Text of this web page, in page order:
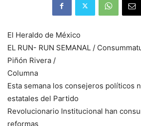
El Heraldo de México
EL RUN- RUN SEMANAL /
Piñón Rivera /
Columna
Esta semana los consejeros políticos
estatales del Partido
Revolucionario Institucional han
reformas